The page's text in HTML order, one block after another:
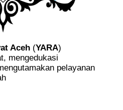
Aceh (YARA)
mengedukasi
pelayanan